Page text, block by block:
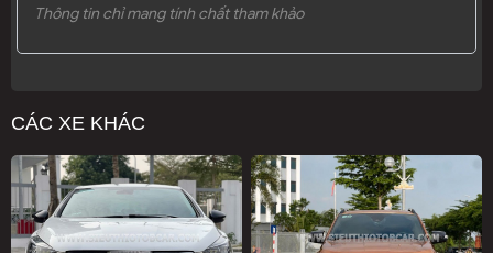
Thông tin chỉ mang tính chất tham khảo
CÁC XE KHÁC